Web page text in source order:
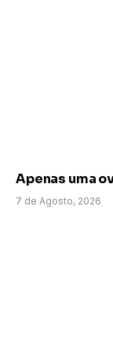
Apenas uma
7 de Agosto, 2026